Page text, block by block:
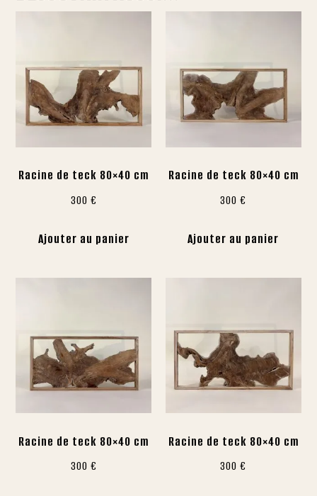
Racine de teck 80×40 cm
300 €
Ajouter au panier
Racine de teck 80×40 cm
300€
Ajouter au panier
Racine de teck 80×40 cm
300 €
Racine de teck 80×40 cm
300€